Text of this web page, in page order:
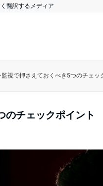
翻訳するメディア
視で押さえておくべき5つのチェッ
のチェックポイント